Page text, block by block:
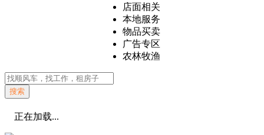
店面相关
本地服务
物品买卖
广告专区
农林牧渔
搜索
正在加载...